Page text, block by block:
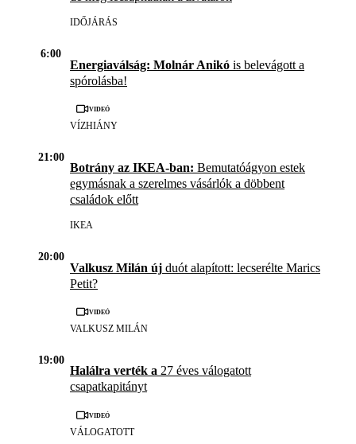
IDŐJÁRÁS
6:00
Energiaválság: Molnár Anikó is belevágott a
spórolásba!
Videó
VÍZHIÁNY
21:00
Botrány az IKEA-ban: Bemutatóágyon estek
egymásnak a szerelmes vásárlók a döbbent
családok előtt
IKEA
20:00
Valkusz Milán új duót alapított: lecserélte Marics
Petit?
Videó
VALKUSZ MILÁN
19:00
Halálra verték a 27 éves válogatott
csapatkapitányt
Videó
VÁLOGATOTT